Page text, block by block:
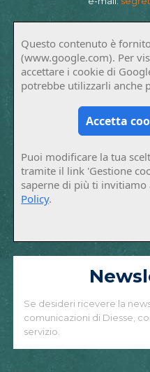
Questo contenuto è
(www.google.com). Per
accettare i cookie di
potrebbe utilizzarli anche
Accetta
Puoi modificare la tua
tramite il link 'Gestione
saperne di più ti
Policy.
Se desideri ricevere la
comunicazioni di Diesse,
servizio.